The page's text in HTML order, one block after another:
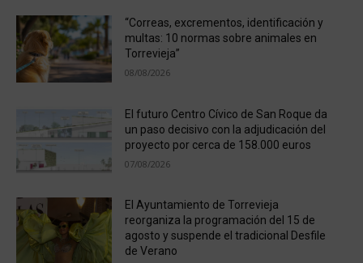
“Correas, excrementos, identificación y
multas: 10 normas sobre animales en
Torrevieja”
08/08/2026
El futuro Centro Cívico de San Roque da
un paso decisivo con la adjudicación del
proyecto por cerca de 158.000 euros
07/08/2026
El Ayuntamiento de Torrevieja
reorganiza la programación del 15 de
agosto y suspende el tradicional Desfile
de Verano